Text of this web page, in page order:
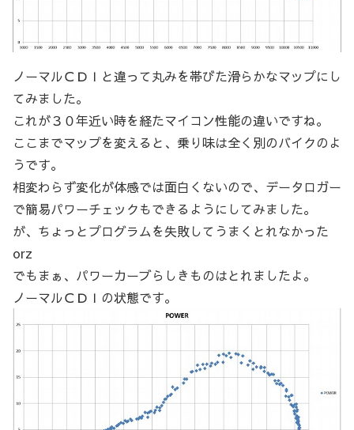
ノーマルＣＤＩと違って丸みを帯びた滑らかなマップにし
てみました。
これが３０年近い時を経たマイコン性能の違いですね。
ここまでマップを変えると、乗り味は全く別のバイクのよ
うです。
相変わらず変化が体感では面白くないので、データロガー
で簡易パワーチェックもできるようにしてみました。
が、ちょっとプログラムを失敗してうまくとれなかった
orz
でもまぁ、パワーカーブらしきものはとれましたよ。
ノーマルＣＤＩの状態です。